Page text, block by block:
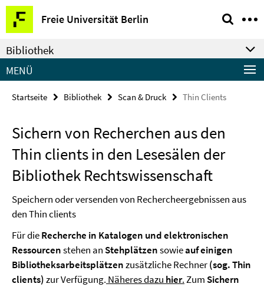
Springe
direkt
zu
Inhalt
Freie Universität Berlin
Service-
Navigation
Bibliothek
MENÜ
Startseite Bibliothek Scan & Druck Thin Clients
Sichern von Recherchen aus den
Thin clients in den Lesesälen der
Bibliothek Rechtswissenschaft
Speichern oder versenden von Rechercheergebnissen aus
den Thin clients
Für dieRecherche in Katalogen und elektronischen
Ressourcenstehen an Stehplätzensowieauf einigen
Bibliotheksarbeitsplätzenzusätzliche Rechner(sog. Thin
clients)zur Verfügung. Näheres dazu hier.Zum Sichern